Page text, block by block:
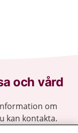
och vård
om
kan kontakta.